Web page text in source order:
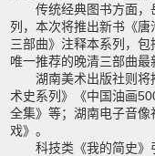
传统经典图书方面，岳
列，本次将推出新书《
三部曲》注释本系列，
唯一推荐的晚清三部曲最
湖南美术出版社则将
术史系列》《中国油画
全集》等；湖南电子音
戏》。
科技类《我的简史》